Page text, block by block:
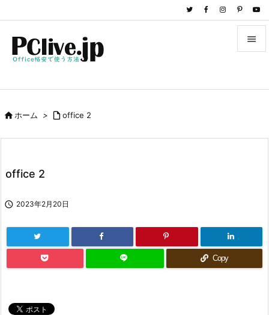

前へ
ホーム >  office 2
office 2
 2023年2月20日
Copy